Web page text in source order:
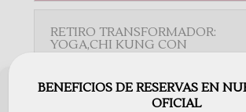
Utilizamos cookies para optimizar nuestro sitio web
RETIRO TRANSFORMADOR:
YOGA,CHI KUNG CON
CABALLOS Y MINDFULNNES -
BENEFICIOS DE RESERVAS EN
OFICIAL